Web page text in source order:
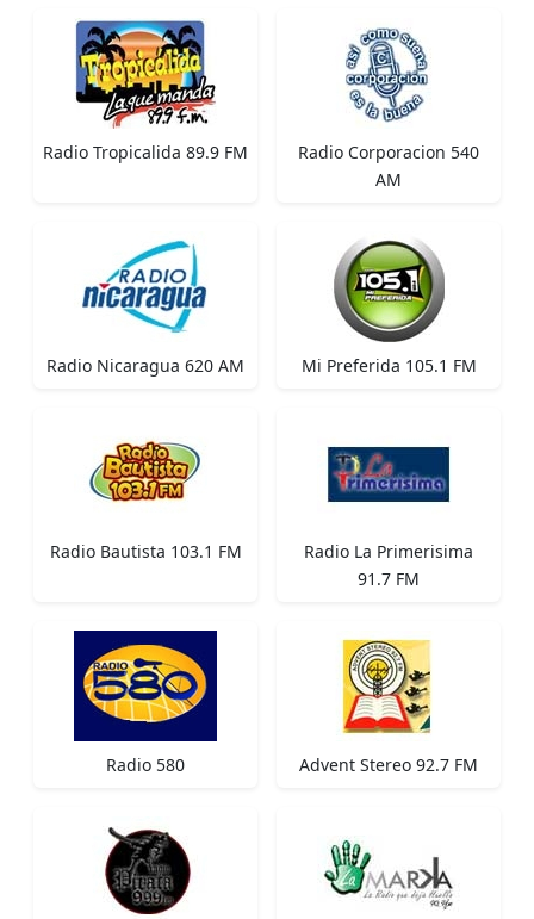
Radio Tropicalida 89.9 FM
Radio Corporacion 540
AM
Radio Nicaragua 620 AM Mi Preferida 105.1 FM
Radio Bautista 103.1 FM
Radio La Primerisima
91.7 FM
Radio 580 Advent Stereo 92.7 FM